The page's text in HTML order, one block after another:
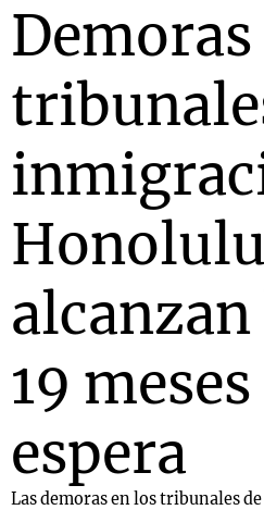
Honolulu
19
espera
Las demoras en los tribunales